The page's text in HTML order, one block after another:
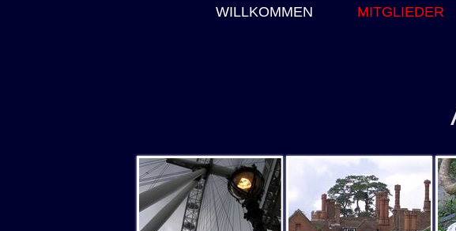
WILLKOMMEN MITGLIEDER